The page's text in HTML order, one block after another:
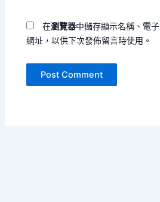
在瀏覽器中儲存顯示名稱、電
網址，以供下次發佈留言時使用。